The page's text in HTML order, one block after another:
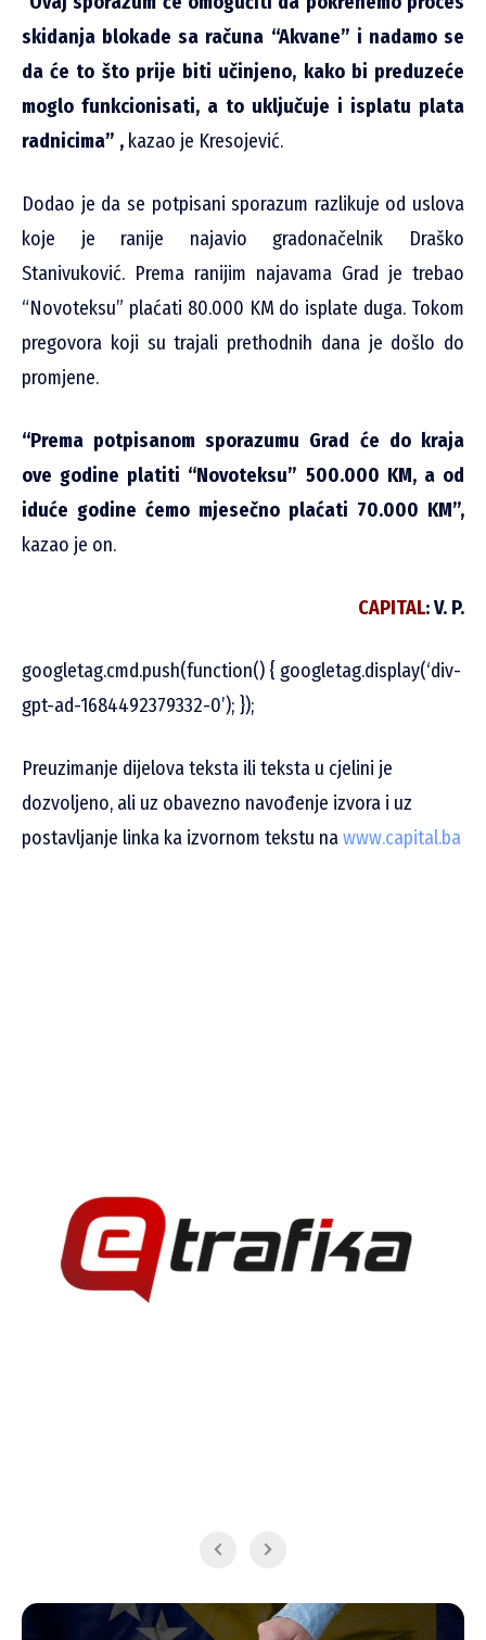
skidanja blokade sa računa “Akvane” i nadamo se
da će to što prije biti učinjeno, kako bi preduzeće
moglo funkcionisati, a to uključuje i isplatu plata
radnicima” , kazao je Kresojević.
Dodao je da se potpisani sporazum razlikuje od uslova
koje je ranije najavio gradonačelnik Draško
Stanivuković. Prema ranijim najavama Grad je trebao
“Novoteksu” plaćati 80.000 KM do isplate duga. Tokom
pregovora koji su trajali prethodnih dana je došlo do
promjene.
“Prema potpisanom sporazumu Grad će do kraja
ove godine platiti “Novoteksu” 500.000 KM, a od
iduće godine ćemo mjesečno plaćati 70.000 KM”,
kazao je on.
CAPITAL: V. P.
googletag.cmd.push(function() { googletag.display(‘div-
gpt-ad-1684492379332-0’); });
Preuzimanje dijelova teksta ili teksta u cjelini je
dozvoljeno, ali uz obavezno navođenje izvora i uz
postavljanje linka ka izvornom tekstu nawww.capital.ba